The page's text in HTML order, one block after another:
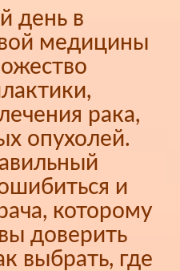
день в
медицины
рака,
опухолей.
и
которому
доверить
выбрать, где